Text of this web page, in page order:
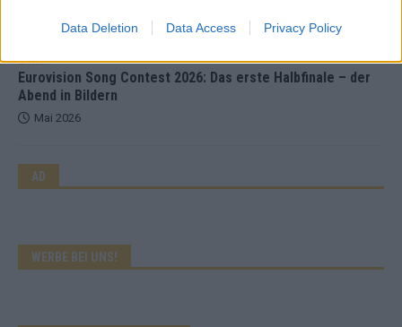
Data Deletion Data Access Privacy Policy
EXTRA
Eurovision Song Contest 2026: Das erste Halbfinale – der
Abend in Bildern
Mai 2026
AD
WERBE BEI UNS!